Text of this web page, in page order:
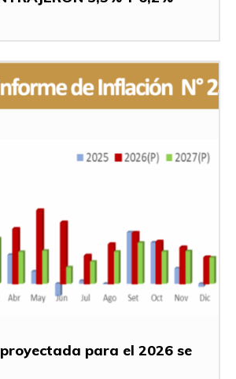
para el 2026 se